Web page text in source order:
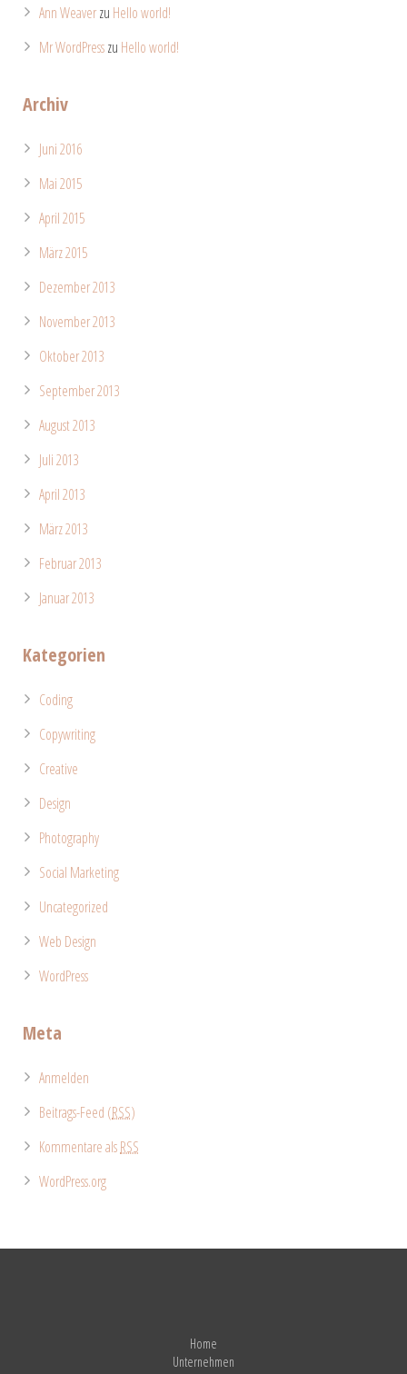
Ann Weaverzu Hello world!
Mr WordPresszu Hello world!
Archiv
Juni 2016
Mai 2015
April 2015
März 2015
Dezember 2013
November 2013
Oktober 2013
September 2013
August 2013
Juli 2013
April 2013
März 2013
Februar 2013
Januar 2013
Kategorien
Coding
Copywriting
Creative
Design
Photography
Social Marketing
Uncategorized
Web Design
WordPress
Meta
Anmelden
Beitrags-Feed (RSS)
Kommentare alsRSS
WordPress.org
Home
Unternehmen